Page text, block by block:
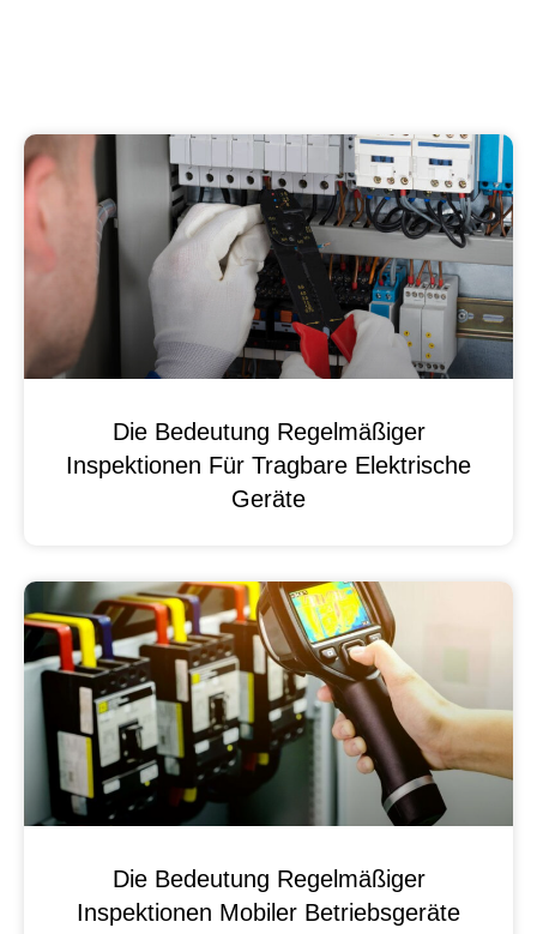
Die Bedeutung Regelmäßiger
Inspektionen Für Tragbare Elektrische
Geräte
Die Bedeutung Regelmäßiger
Inspektionen Mobiler Betriebsgeräte